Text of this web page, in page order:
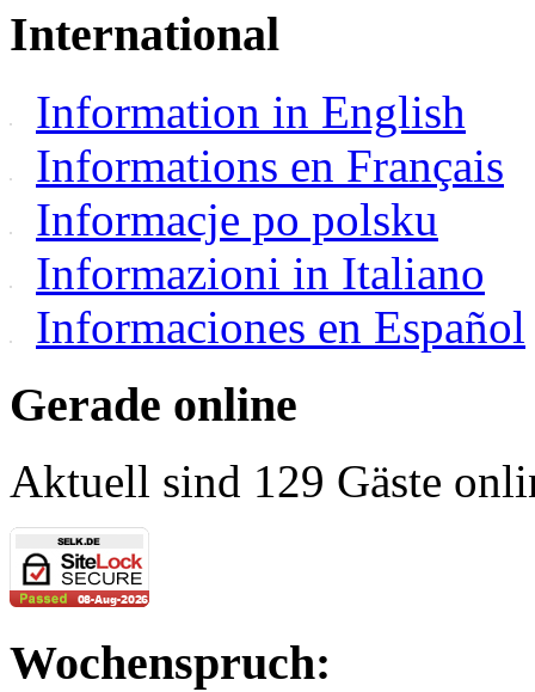
International
Information in English
Informations en Français
Informacje po polsku
Informazioni in Italiano
Informaciones en Español
Gerade online
Aktuell sind 129 Gäste
Wochenspruch: